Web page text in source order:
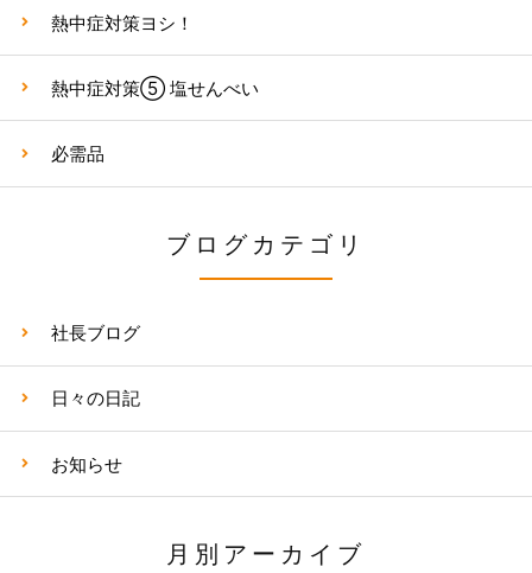
熱中症対策ヨシ！
熱中症対策⑤ 塩せんべい
必需品
ブログカテゴリ
社長ブログ
日々の日記
お知らせ
月別アーカイブ